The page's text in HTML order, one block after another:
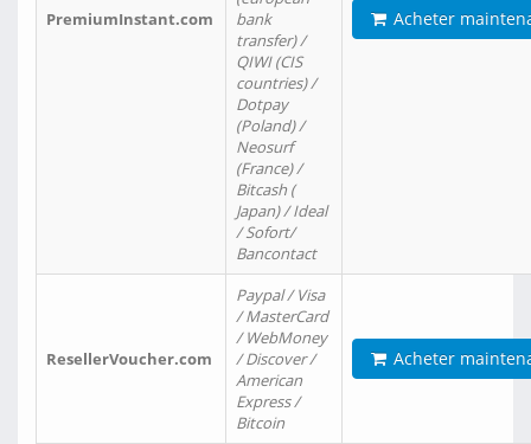
PremiumInstant.com
bank
transfer) /
QIWI (CIS
countries) /
Dotpay
(Poland) /
Neosurf
(France) /
Bitcash (
Japan) / Ideal
/ Sofort/
Bancontact
Acheter
ResellerVoucher.com
Paypal / Visa
/ MasterCard
/ WebMoney
/ Discover /
American
Express /
Bitcoin
Acheter